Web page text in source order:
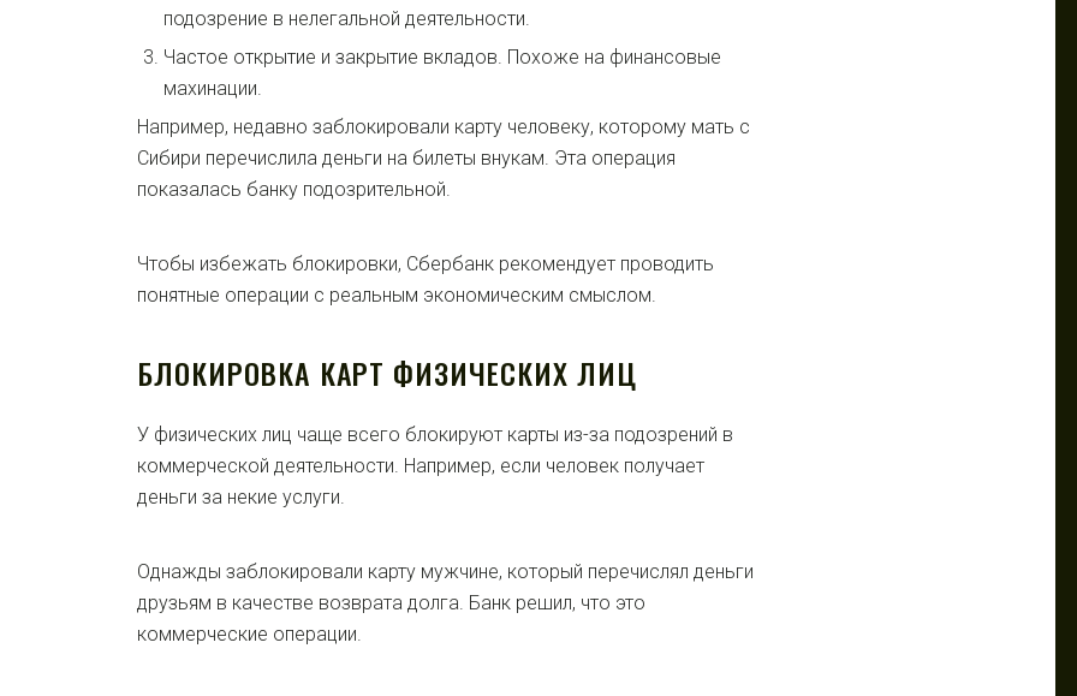
подозрение в нелегальной деятельности.
Частое открытие и закрытие вкладов. Похоже на финансовые
махинации.
Например, недавно заблокировали карту человеку, которому мать с
Сибири перечислила деньги на билеты внукам. Эта операция
показалась банку подозрительной.
Чтобы избежать блокировки, Сбербанк рекомендует проводить
понятные операции с реальным экономическим смыслом.
БЛОКИРОВКА КАРТ ФИЗИЧЕСКИХ ЛИЦ
У физических лиц чаще всего блокируют карты из-за подозрений в
коммерческой деятельности. Например, если человек получает
деньги за некие услуги.
Однажды заблокировали карту мужчине, который перечислял деньги
друзьям в качестве возврата долга. Банк решил, что это
коммерческие операции.